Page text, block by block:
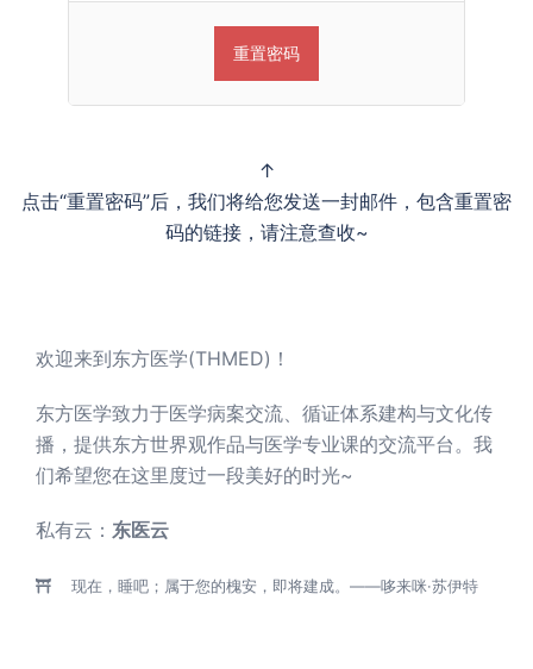
↑
点击“重置密码”后，我们将给您发送一封邮件，包含重置密
码的链接，请注意查收~
欢迎来到东方医学(THMED)！
东方医学致力于医学病案交流、循证体系建构与文化传
播，提供东方世界观作品与医学专业课的交流平台。我
们希望您在这里度过一段美好的时光~
私有云： 东医云
现在，睡吧；属于您的槐安，即将建成。——哆来咪·苏伊特